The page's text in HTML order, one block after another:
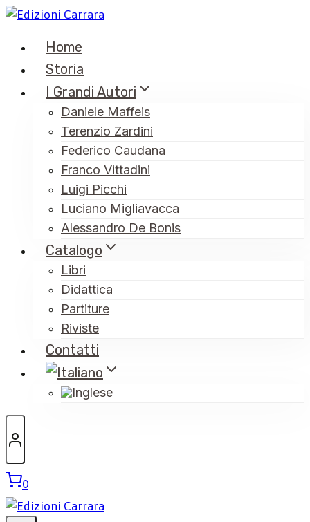
Salta
contenutoHome
Storia
I Grandi Autori
Daniele Maffeis
Terenzio Zardini
Federico Caudana
Franco Vittadini
Luigi Picchi
Luciano Migliavacca
Alessandro De Bonis
Catalogo
Libri
Didattica
Partiture
Riviste
Contatti
0